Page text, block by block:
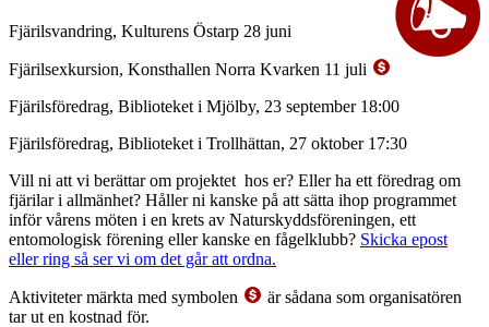
Fjärilsvandring, Kulturens Östarp 28 juni
Fjärilsexkursion, Konsthallen Norra Kvarken 11 juli
Fjärilsföredrag, Biblioteket i Mjölby, 23 september 18:00
Fjärilsföredrag, Biblioteket i Trollhättan, 27 oktober 17:30
Vill ni att vi berättar om projektet hos er? Eller ha ett föredrag om
fjärilar i allmänhet? Håller ni kanske på att sätta ihop programmet
inför vårens möten i en krets av Naturskyddsföreningen, ett
entomologisk förening eller kanske en fågelklubb? Skicka epost
eller ring så ser vi om det går att ordna.
Aktiviteter märkta med symbolen
är sådana som organisatören
tar ut en kostnad för.